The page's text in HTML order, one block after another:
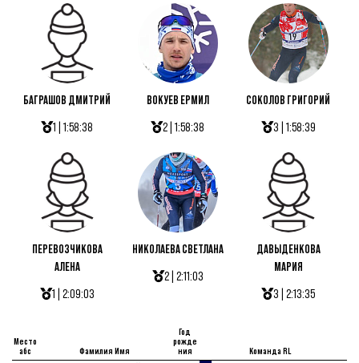
БАГРАШОВ ДМИТРИЙ
1 | 1:58:38
ВОКУЕВ ЕРМИЛ
2 | 1:58:38
СОКОЛОВ ГРИГОРИЙ
3 | 1:58:39
ПЕРЕВОЗЧИКОВА
АЛЕНА
1 | 2:09:03
НИКОЛАЕВА СВЕТЛАНА
2 | 2:11:03
ДАВЫДЕНКОВА
МАРИЯ
3 | 2:13:35
Место
абс
Фамилия Имя
Год
рожде
ния
Команда RL